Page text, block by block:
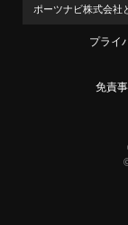
ポーツナビ株式会社
プライ
免責